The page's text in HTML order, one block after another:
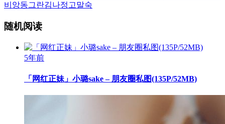
비앙동그란김나정 고말숙
随机阅读
5年前
「网红正妹」小璐sake – 朋友圈私图(135P/52MB)